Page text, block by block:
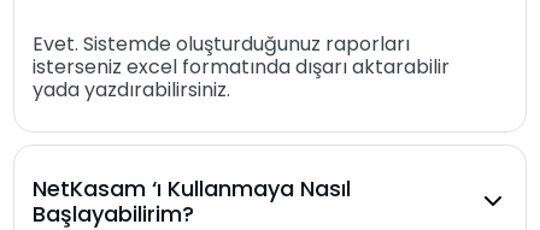
Evet. Sistemde oluşturduğunuz raporları
isterseniz excel formatında dışarı aktarabilir
yada yazdırabilirsiniz.
NetKasam ‘ı Kullanmaya Nasıl
Başlayabilirim?